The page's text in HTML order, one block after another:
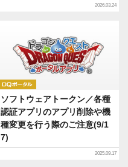
2026.03.24
ソフトウェアトークン／各種
認証アプリのアプリ削除や機
種変更を行う際のご注意(9/1
7)
2025.09.17